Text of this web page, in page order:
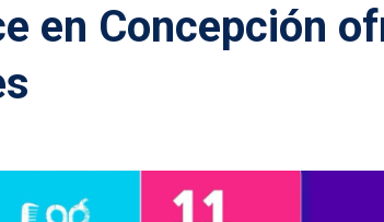
en Concepción